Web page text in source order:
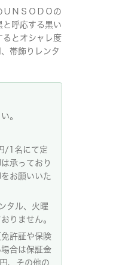
ＵＮＳＯＤＯの
と呼応する黒い
るとオシャレ度
帯飾りレンタ
。
/1名にて定
承っており
お願いいた
タル、火曜
りません。
許証や保険
合は保証金
、その他の